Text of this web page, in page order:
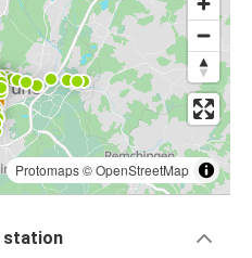
Protomaps©OpenStreetMap
station